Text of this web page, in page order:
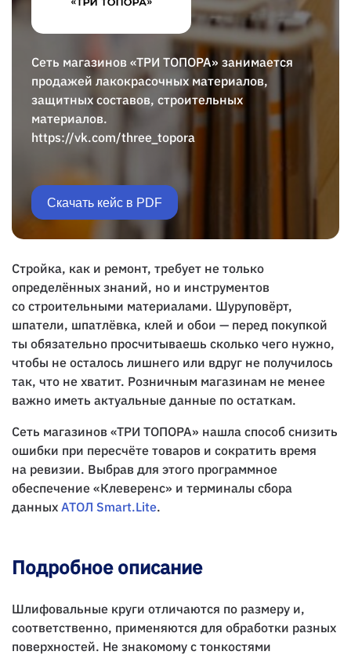
Сеть магазинов «ТРИ ТОПОРА» занимается
продажей лакокрасочных материалов,
защитных составов, строительных
материалов.
https://vk.com/three_topora
Скачать кейс в PDF
Стройка, как и ремонт, требует не только
определённых знаний, но и инструментов
со строительными материалами. Шуруповёрт,
шпатели, шпатлёвка, клей и обои — перед покупкой
ты обязательно просчитываешь сколько чего нужно,
чтобы не осталось лишнего или вдруг не получилось
так, что не хватит. Розничным магазинам не менее
важно иметь актуальные данные по остаткам.
Сеть магазинов «ТРИ ТОПОРА» нашла способ снизить
ошибки при пересчёте товаров и сократить время
на ревизии. Выбрав для этого программное
обеспечение «Клеверенс» и терминалы сбора
данных АТОЛ Smart.Lite.
Подробное описание
Шлифовальные круги отличаются по размеру и,
соответственно, применяются для обработки разных
поверхностей. Не знакомому с тонкостями